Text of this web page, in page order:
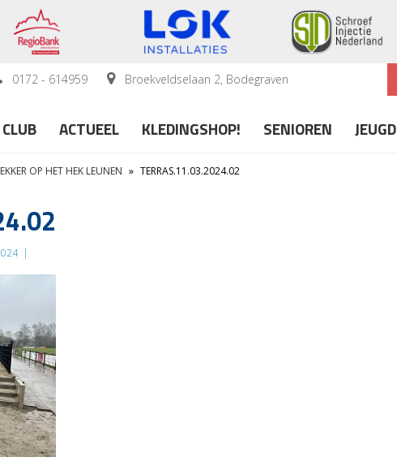
0172 - 614959 Broekveldselaan 2, Bodegraven
CLUB ACTUEEL KLEDINGSHOP! SENIOREN JEUGD
OP HET HEK LEUNEN » TERRAS.11.03.2024.02
|